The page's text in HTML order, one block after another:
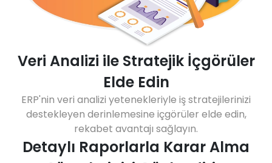
Veri Analizi ile Stratejik İçgörüler
Elde Edin
ERP'nin veri analizi yetenekleriyle iş stratejilerinizi
destekleyen derinlemesine içgörüler elde edin,
rekabet avantajı sağlayın.
Detaylı Raporlarla Karar Alma